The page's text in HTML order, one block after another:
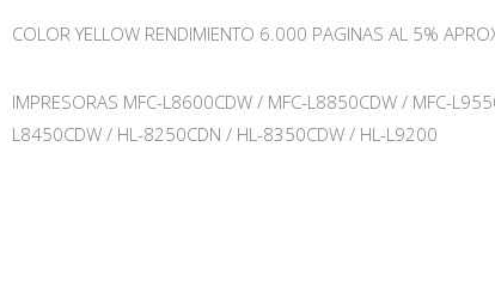
COLOR YELLOW RENDIMIENTO 6.000 PAGINAS AL 5%
IMPRESORAS MFC-L8600CDW / MFC-L8850CDW / MFC-
L8450CDW / HL-8250CDN / HL-8350CDW / HL-L9200